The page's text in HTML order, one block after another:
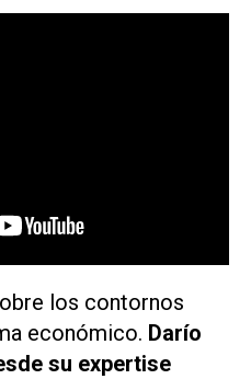
los contornos
económico. Darío
su expertise